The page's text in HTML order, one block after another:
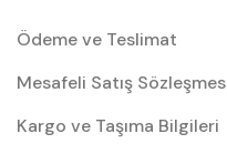
Ödeme ve Teslimat
Mesafeli Satış
Kargo ve Taşıma Bilgileri